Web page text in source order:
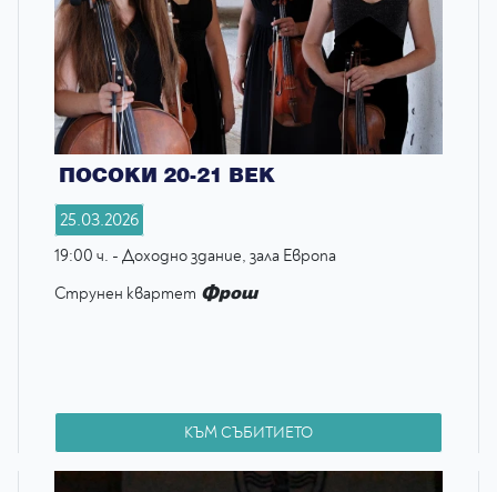
ПОСОКИ 20-21 ВЕК
25.03.2026
19:00 ч. - Доходно здание, зала Европа
Струнен квартет Фрош
КЪМ СЪБИТИЕТО